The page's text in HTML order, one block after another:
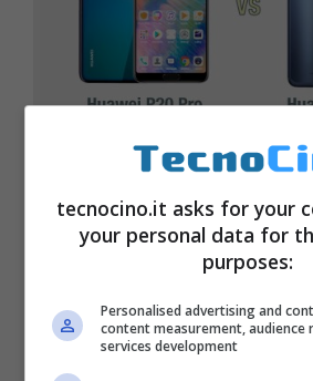
Huawei P20 Pro vs
il confronto
tecnocino.it asks for your
your personal data for
purposes:
Personalised advertising and
content measurement, audience
services development